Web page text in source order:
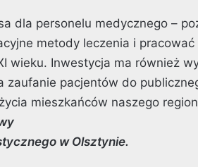
dla personelu medycznego –
metody leczenia i
wieku. Inwestycja ma również
zaufanie pacjentów do
mieszkańców naszego
w Olsztynie.